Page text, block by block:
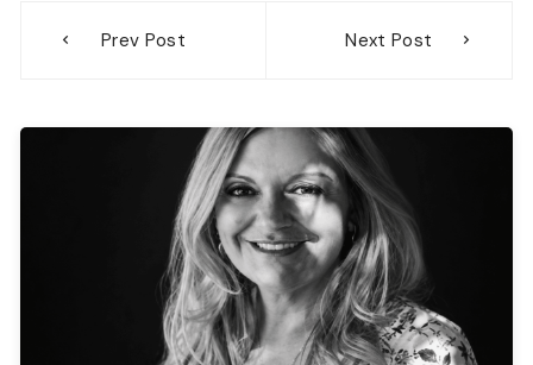
Prev Post Next Post